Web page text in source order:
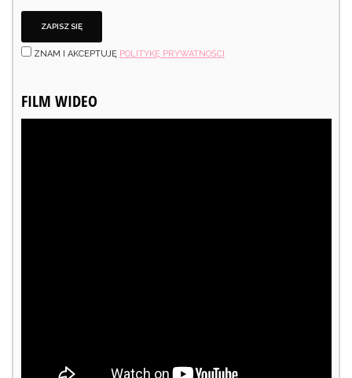
ZNAM I AKCEPTUJĘ POLITYKĘ PRYWATNOŚCI
FILM WIDEO